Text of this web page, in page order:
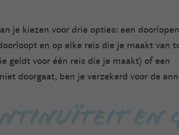
je kiezen voor drie opties: een
en op elke reis die je maakt van
geldt voor één reis die je maakt) of een
doorgaat, ben je verzekerd voor de
en